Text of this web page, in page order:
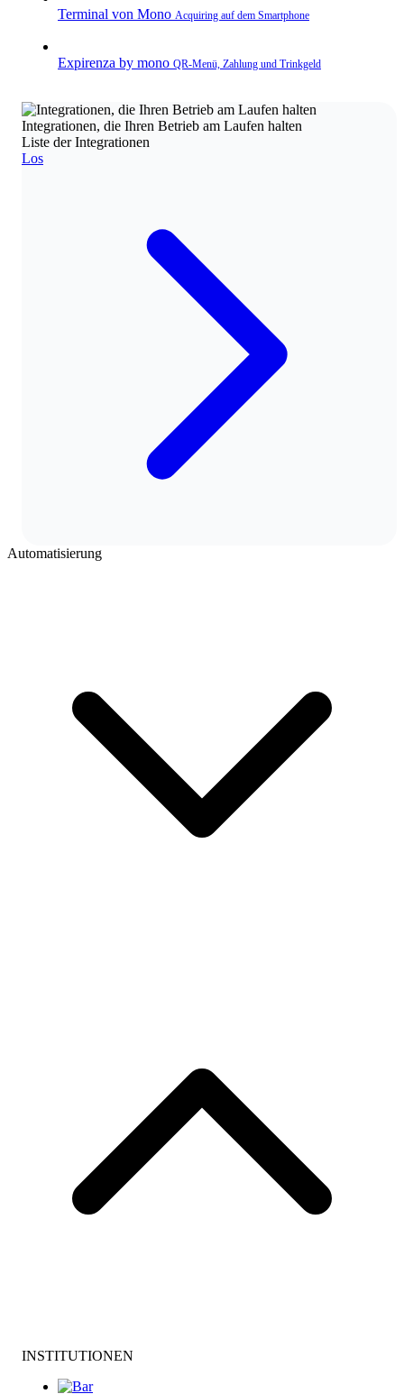
Terminal von Mono Acquiring auf dem Smartphone
Expirenza by mono QR‑Menü, Zahlung und Trinkgeld
Integrationen, die Ihren Betrieb am Laufen halten
Liste der Integrationen
Los
Automatisierung
INSTITUTIONEN